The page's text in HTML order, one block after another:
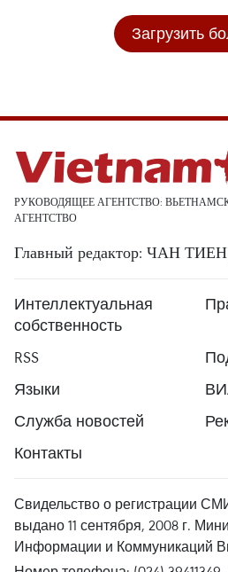
Загрузить
РУКОВОДЯЩЕЕ АГЕНТСТВО:
АГЕНТСТВО
Главный редактор: ЧАН
Интеллектуальная
собственность
RSS
Языки
Служба новостей
Контакты
Свидельство о регистрации
выдано 11 сентября, 2008 г.
Информации и Коммуникаций